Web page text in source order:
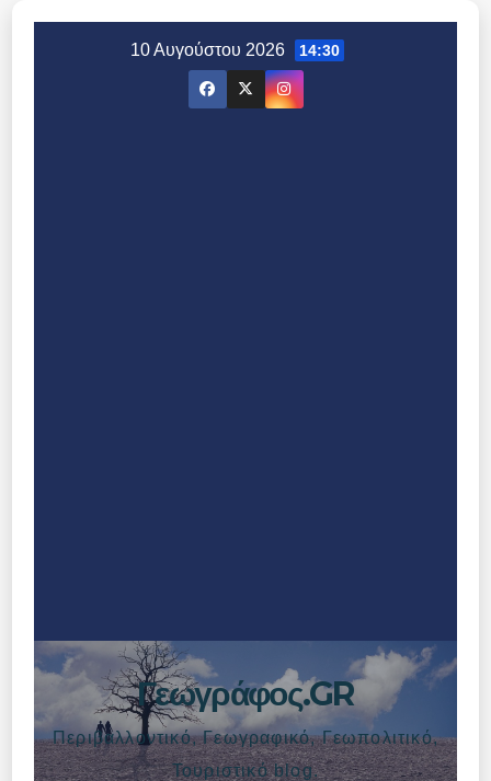
10 Αυγούστου 2026 14:30
Γεωγράφος.GR
Περιβαλλοντικό, Γεωγραφικό, Γεωπολιτικό,
Τουριστικό blog.